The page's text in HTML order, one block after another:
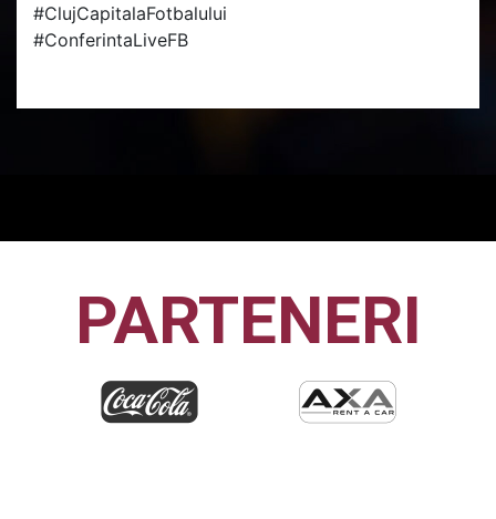
#ClujCapitalaFotbalului
#ConferintaLiveFB
PARTENERI